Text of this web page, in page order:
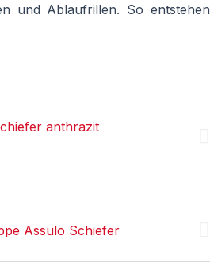
und Ablaufrillen. So entstehen